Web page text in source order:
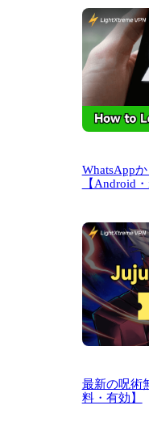
WhatsApp
【Android
最新の呪術
料・有効】